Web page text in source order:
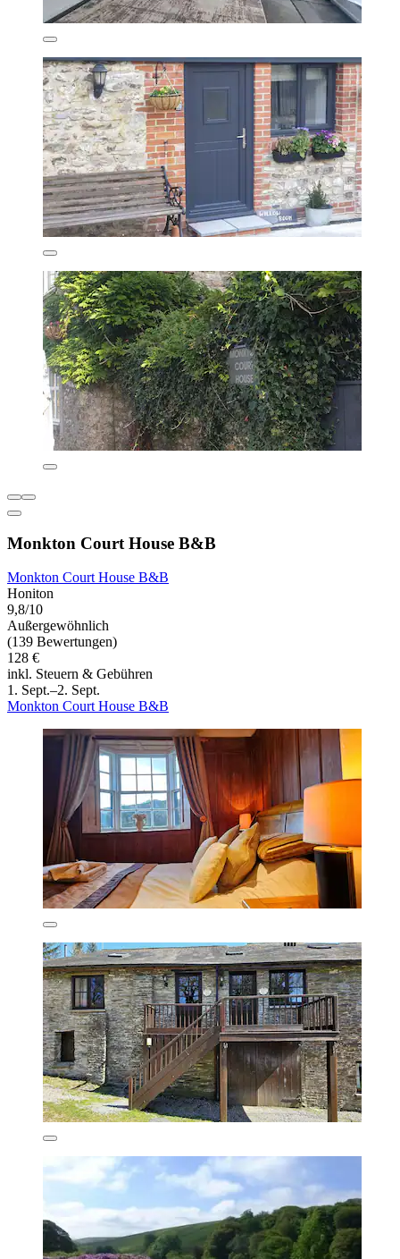
Monkton Court House B&B
Monkton Court House B&B
Honiton
9,8/10
Außergewöhnlich
(139 Bewertungen)
128 €
inkl. Steuern & Gebühren
1. Sept.–2. Sept.
Monkton Court House B&B